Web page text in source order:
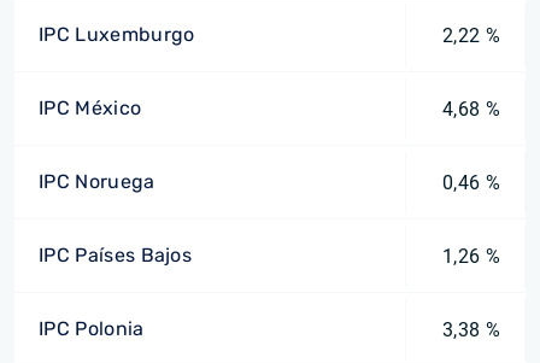
IPC Luxemburgo 2,22 %
IPC México 4,68 %
IPC Noruega 0,46 %
IPC Países Bajos 1,26 %
IPC Polonia 3,38 %